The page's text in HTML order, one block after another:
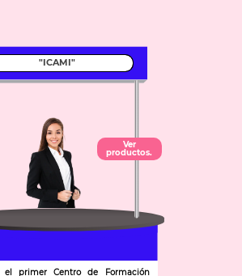
"ICAMI"
Ver
productos.
el primer Centro de Formación